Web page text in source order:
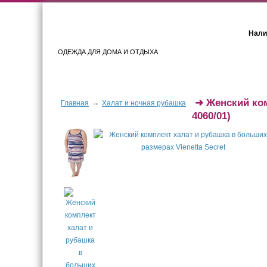
ОДЕЖДА ДЛЯ ДОМА И ОТДЫХА
Главная → Халат и ночная рубашка ➜ Женский
4060/01)